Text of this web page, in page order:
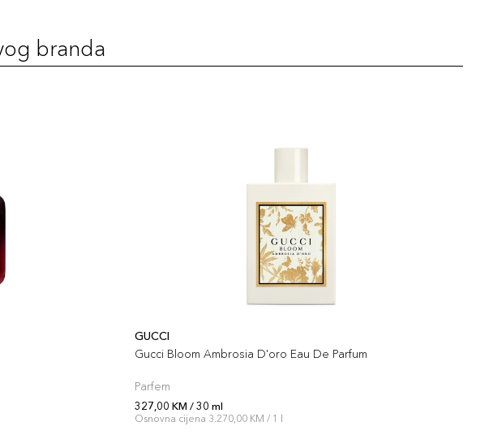
branda
GUCCI
Gucci Bloom Ambrosia D'oro Eau De Parfum
Parfem
327,00 KM / 30 ml
Osnovna cijena 3.270,00 KM / 1 l